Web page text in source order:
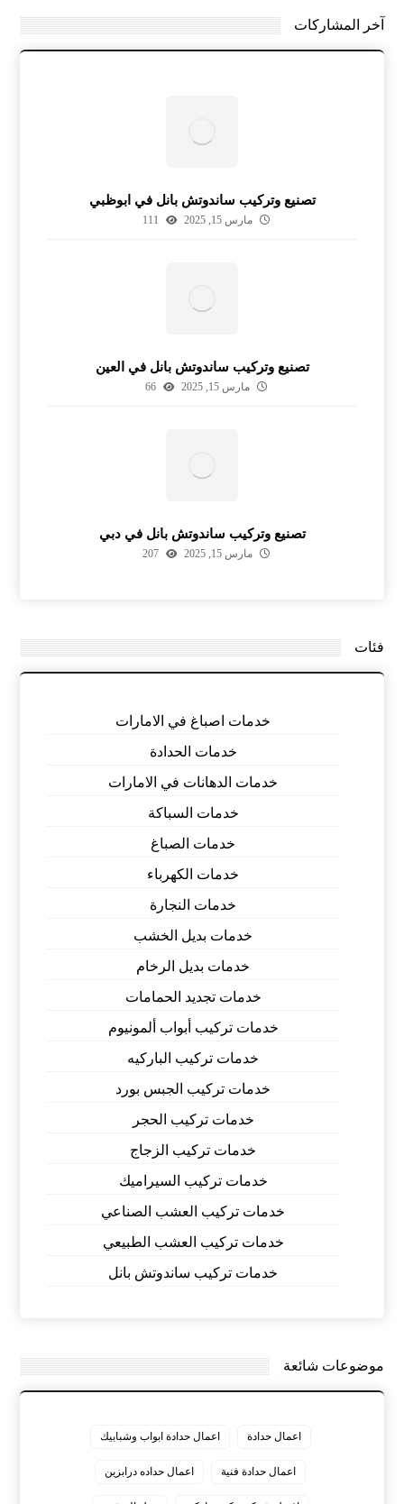
آخر المشاركات
تصنيع وتركيب ساندوتش بانل في ابوظبي
مارس 15, 2025 111
تصنيع وتركيب ساندوتش بانل في العين
مارس 15, 2025 66
تصنيع وتركيب ساندوتش بانل في دبي
مارس 15, 2025 207
فئات
خدمات اصباغ في الامارات
خدمات الحدادة
خدمات الدهانات في الامارات
خدمات السباكة
خدمات الصباغ
خدمات الكهرباء
خدمات النجارة
خدمات بديل الخشب
خدمات بديل الرخام
خدمات تجديد الحمامات
خدمات تركيب أبواب ألمونيوم
خدمات تركيب الباركيه
خدمات تركيب الجبس بورد
خدمات تركيب الحجر
خدمات تركيب الزجاج
خدمات تركيب السيراميك
خدمات تركيب العشب الصناعي
خدمات تركيب العشب الطبيعي
خدمات تركيب ساندوتش بانل
موضوعات شائعة
اعمال حدادة اعمال حدادة ابواب وشبابيك
اعمال حدادة فنية اعمال حداده درابزين